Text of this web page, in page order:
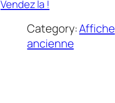
Vendez la !
Category:Affiche
ancienne